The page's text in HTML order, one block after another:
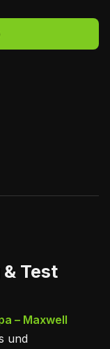
Test
– Maxwell
und